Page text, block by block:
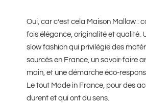
Oui, car c’est cela Maison Mallow :
fois élégance, originalité et qualité.
slow fashion qui privilégie des
sourcés en France, un savoir-faire
main, et une démarche éco-
Le tout Made in France, pour des
durent et qui ont du sens.